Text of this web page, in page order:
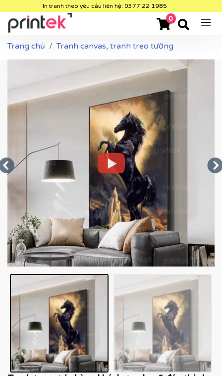
In tranh theo yêu cầu liên hệ: 0377 22 1985
0
Trang chủ Tranh canvas, tranh treo tường